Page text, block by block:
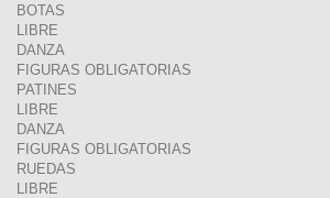
BOTAS
LIBRE
DANZA
FIGURAS OBLIGATORIAS
PATINES
LIBRE
DANZA
FIGURAS OBLIGATORIAS
RUEDAS
LIBRE